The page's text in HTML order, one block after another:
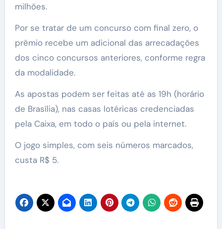
milhões.
Por se tratar de um concurso com final zero, o
prêmio recebe um adicional das arrecadações
dos cinco concursos anteriores, conforme regra
da modalidade.
As apostas podem ser feitas até as 19h (horário
de Brasília), nas casas lotéricas credenciadas
pela Caixa, em todo o país ou pela internet.
O jogo simples, com seis números marcados,
custa R$ 5.